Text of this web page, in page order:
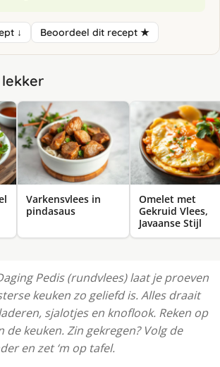
↓ Beoordeel dit recept ★
Varkensvlees in
pindasaus
Omelet met
Gekruid Vlees,
Javaanse Stijl
Pedis (rundvlees) laat je proeven
keuken zo geliefd is. Alles draait
sjalotjes en knoflook. Reken op
keuken. Zin gekregen? Volg de
en zet ‘m op tafel.